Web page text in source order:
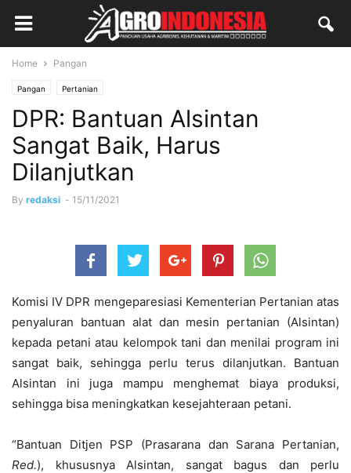
Home Pangan
Pangan Pertanian
DPR: Bantuan Alsintan
Sangat Baik, Harus
Dilanjutkan
By redaksi - 15/11/2021
Komisi IV DPR mengeparesiasi Kementerian Pertanian atas
penyaluran bantuan alat dan mesin pertanian (Alsintan)
kepada petani atau kelompok tani dan menilai program ini
sangat baik, sehingga perlu terus dilanjutkan. Bantuan
Alsintan ini juga mampu menghemat biaya produksi,
sehingga bisa meningkatkan kesejahteraan petani.
“Bantuan Ditjen PSP (Prasarana dan Sarana Pertanian,
Red.), khususnya Alsintan, sangat bagus dan perlu